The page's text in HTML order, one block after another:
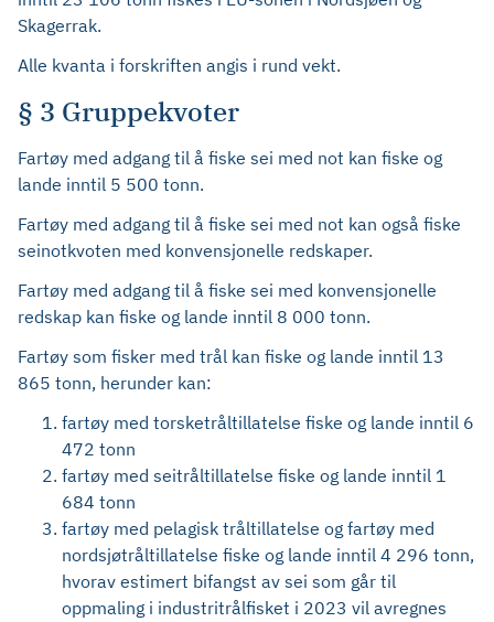
Skagerrak.
Alle kvanta i forskriften angis i rund vekt.
§ 3 Gruppekvoter
Fartøy med adgang til å fiske sei med not kan fiske og
lande inntil 5 500 tonn.
Fartøy med adgang til å fiske sei med not kan også fiske
seinotkvoten med konvensjonelle redskaper.
Fartøy med adgang til å fiske sei med konvensjonelle
redskap kan fiske og lande inntil 8 000 tonn.
Fartøy som fisker med trål kan fiske og lande inntil 13
865 tonn, herunder kan:
fartøy med torsketråltillatelse fiske og lande inntil 6
472 tonn
fartøy med seitråltillatelse fiske og lande inntil 1
684 tonn
fartøy med pelagisk tråltillatelse og fartøy med
nordsjøtråltillatelse fiske og lande inntil 4 296 tonn,
hvorav estimert bifangst av sei som går til
oppmaling i industritrålfisket i 2023 vil avregnes